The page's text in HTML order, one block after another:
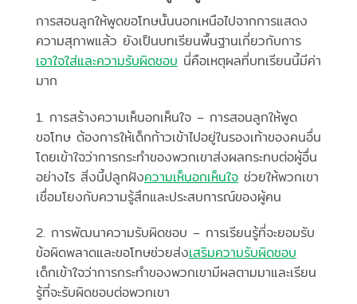
การสอนลูกให้พูดขอโทษนั้นนอกเหนือไปจากการแสดง
ความสุภาพแล้ว ยังเป็นบทเรียนพื้นฐานเกี่ยวกับการ
เอาใจใส่และความรับผิดชอบ นี่คือเหตุผลที่บทเรียนนี้มีค่า
มาก
1. การสร้างความเห็นอกเห็นใจ – การสอนลูกให้พูด
ขอโทษ ต้องการให้เด็กก้าวเข้าไปอยู่ในรองเท้าของคนอื่น
โดยเข้าใจว่าการกระทำของพวกเขาส่งผลกระทบต่อผู้อื่น
อย่างไร สิ่งนี้ปลูกฝังความเห็นอกเห็นใจ ช่วยให้พวกเขา
เชื่อมโยงกับความรู้สึกและประสบการณ์ของผู้คน
2. การพัฒนาความรับผิดชอบ – การเรียนรู้ที่จะยอมรับ
ข้อผิดพลาดและขอโทษช่วยส่งเสริมความรับผิดชอบ
เด็กเข้าใจว่าการกระทำของพวกเขามีผลตามมาและเรียน
รู้ที่จะรับผิดชอบต่อพวกเขา